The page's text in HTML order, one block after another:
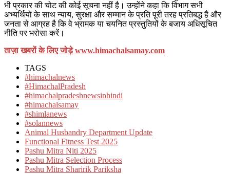
भी प्रकार की चोट की कोई सूचना नहीं है। उन्होंने कहा कि विभाग सभी
अभ्यर्थियों के साथ न्याय, सुरक्षा और सम्मान के प्रति पूरी तरह प्रतिबद्ध है और
जनता से आग्रह है कि वे भ्रामक या चयनित प्रस्तुतियों के बजाय अधिसूचित
नीति पर भरोसा करें।
ताज़ा खबरों के लिए जोड़े www.himachalsamay.com
TAGS
#himachalnews
#HimachalPradesh
#himachalpradeshnewsinhindi
#himachalsamay
#shimlanews
#solannews
Animal Husbandry Department Update
Functional Fitness Test 2025
Pashu Mitra Niti 2025
Pashu Mitra Selection Process
Pashu Mitra Sharirik Pariksha